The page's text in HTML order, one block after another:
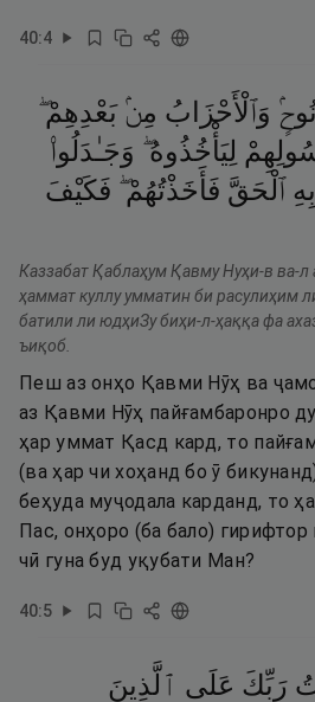
40:4
وَٱلْأَحْزَابُ مِنۢ بَعْدِهِمْ ۖ
لِيَأْخُذُوهُ ۖ وَجَـٰدَلُوا۟
بِهِ ٱلْحَقَّ فَأَخَذْتُهُمْ ۖ فَكَيْفَ
Каззабат Қаблаҳум Қавму Нуҳи-в ва-
ҳаммат куллу умматин би расулиҳим
батили ли юдҳиЗу биҳи-л-ҳаққа фа
ъиқоб.
Пеш аз онҳо Қавми Нӯҳ ва
аз Қавми Нӯҳ пайғамбаронро
ҳар уммат Қасд кард, то
(ва ҳар чи хоҳанд бо ӯ
беҳуда муҷодала карданд, то
Пас, онҳоро (ба бало)
чӣ гуна буд уқубати Ман?
40:5
رَبِّكَ عَلَى ٱلَّذِينَ